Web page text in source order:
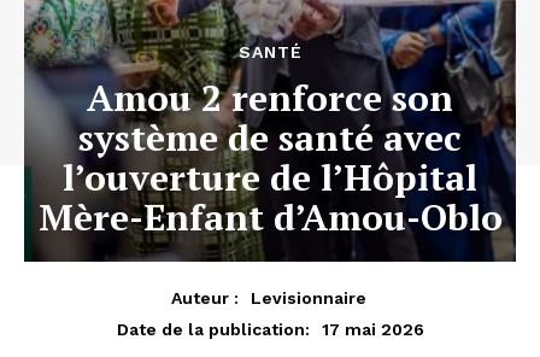
SANTÉ
Amou 2 renforce son
système de santé avec
l’ouverture de l’Hôpital
Mère-Enfant d’Amou-Oblo
Auteur :
Levisionnaire
Date de la publication:
17 mai 2026